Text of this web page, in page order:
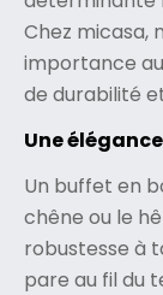
Chez micasa,
importance
de durabilité
Une
Un buffet en
chêne ou le
robustesse à
pare au fil du